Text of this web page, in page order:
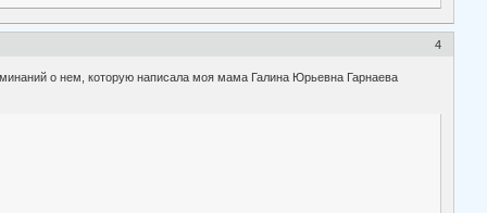
4
о нем, которую написала моя мама Галина Юрьевна Гарнаева